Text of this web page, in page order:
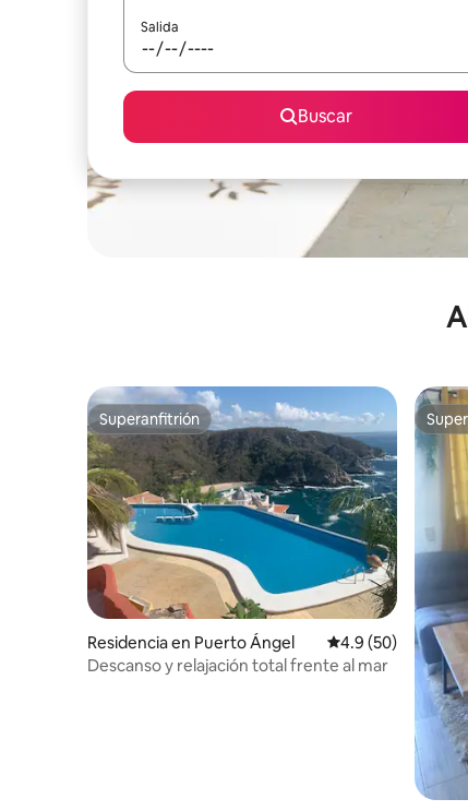
Salida
Buscar
Superanfitrión
Superanfitrión
Residencia en Puerto Ángel Calificación
4.9 (50)
Descanso y relajación total frente al mar